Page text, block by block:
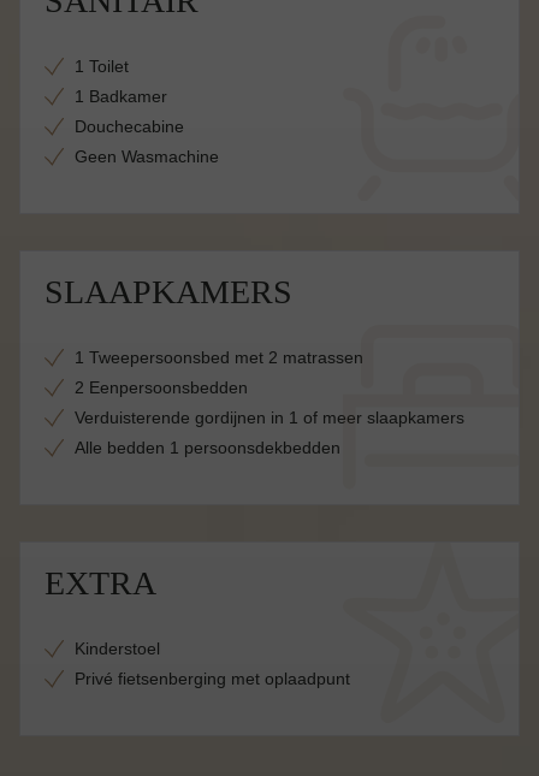
1 Toilet
1 Badkamer
Douchecabine
Geen Wasmachine
SLAAPKAMERS
1 Tweepersoonsbed met 2 matrassen
2 Eenpersoonsbedden
Verduisterende gordijnen in 1 of meer slaapkamers
Alle bedden 1 persoonsdekbedden
EXTRA
Kinderstoel
Privé fietsenberging met oplaadpunt